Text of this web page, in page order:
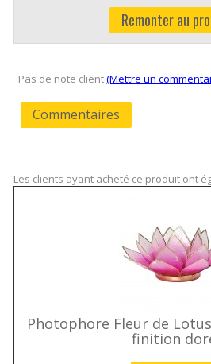
Remonter au
Pas de note client(Mettre un
Commentaires
Les clients ayant acheté ce produit ont
Photophore Fleur de
finition